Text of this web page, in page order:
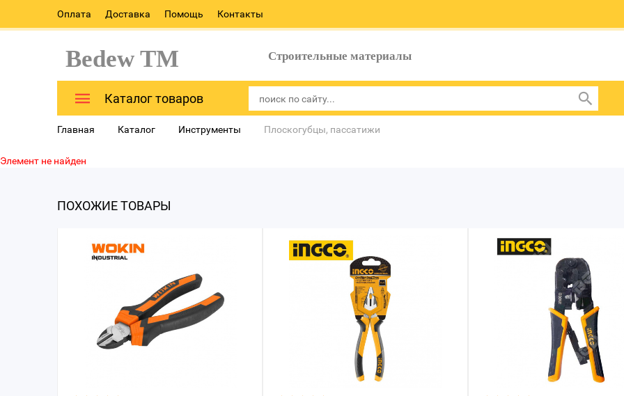
Оплата Доставка Помощь Контакты
Bedew TM Строительные материалы
Каталог товаров
Главная Каталог Инструменты Плоскогубцы, пассатижи
Элемент не найден
ПОХОЖИЕ ТОВАРЫ